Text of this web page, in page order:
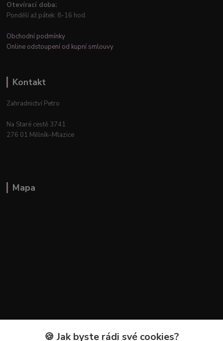
Otevírací doba:
Pondělí až pátek: 8-16 hod.
Obchodní podmínky
Online odstoupení od kupní smlouvy
Kontakt
Zahradnictví Petro
Na Staré cestě 3741
276 01 Mělník–Mlazice
Mapa
Kontakty🍪 Jak byste rádi své cookies?